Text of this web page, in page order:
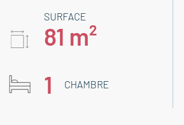
SURFACE
81 m²
1 CHAMBRE